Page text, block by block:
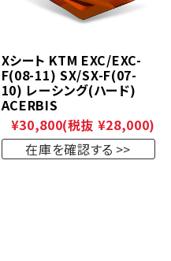
Xシート KTM EXC/EXC-
F(08-11) SX/SX-F(07-
10) レーシング(ハード)
ACERBIS
¥30,800(税抜 ¥28,000)
在庫を確認する